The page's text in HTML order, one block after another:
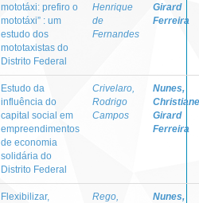
mototáxi: prefiro o
mototáxi” : um
estudo dos
mototaxistas do
Distrito Federal
Henrique
de
Fernandes
Girard
Ferreira
Estudo da
influência do
capital social em
empreendimentos
de economia
solidária do
Distrito Federal
Crivelaro,
Rodrigo
Campos
Nunes,
Christiane
Girard
Ferreira
Flexibilizar,
Rego,
Nunes,